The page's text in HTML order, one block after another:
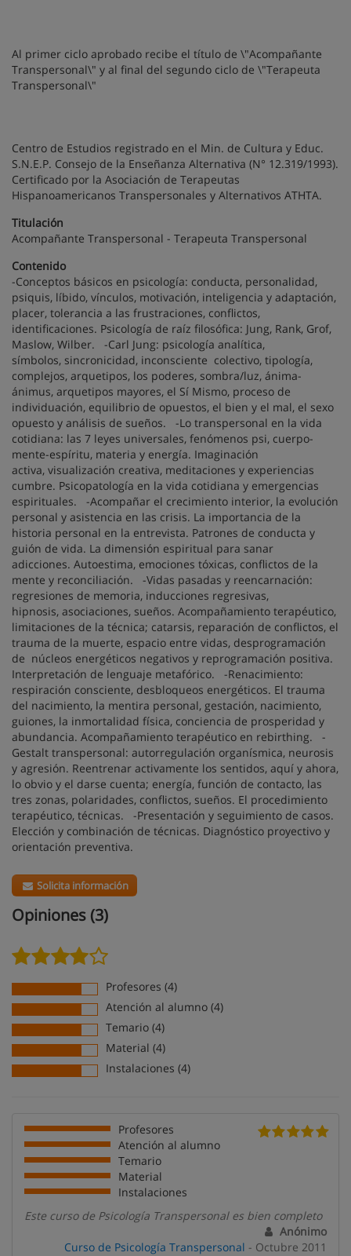
Al primer ciclo aprobado recibe el título de \"Acompañante
Transpersonal\" y al final del segundo ciclo de \"Terapeuta
Transpersonal\"
Centro de Estudios registrado en el Min. de Cultura y Educ.
S.N.E.P. Consejo de la Enseñanza Alternativa (N° 12.319/1993).
Certificado por la Asociación de Terapeutas
Hispanoamericanos Transpersonales y Alternativos ATHTA.
Titulación
Acompañante Transpersonal - Terapeuta Transpersonal
Contenido
-Conceptos básicos en psicología: conducta, personalidad,
psiquis, líbido, vínculos, motivación, inteligencia y adaptación,
placer, tolerancia a las frustraciones, conflictos,
identificaciones. Psicología de raíz filosófica: Jung, Rank, Grof,
Maslow, Wilber. -Carl Jung: psicología analítica,
símbolos, sincronicidad, inconsciente colectivo, tipología,
complejos, arquetipos, los poderes, sombra/luz, ánima-
ánimus, arquetipos mayores, el Sí Mismo, proceso de
individuación, equilibrio de opuestos, el bien y el mal, el sexo
opuesto y análisis de sueños. -Lo transpersonal en la vida
cotidiana: las 7 leyes universales, fenómenos psi, cuerpo-
mente-espíritu, materia y energía. Imaginación
activa, visualización creativa, meditaciones y experiencias
cumbre. Psicopatología en la vida cotidiana y emergencias
espirituales. -Acompañar el crecimiento interior, la evolución
personal y asistencia en las crisis. La importancia de la
historia personal en la entrevista. Patrones de conducta y
guión de vida. La dimensión espiritual para sanar
adicciones. Autoestima, emociones tóxicas, conflictos de la
mente y reconciliación. -Vidas pasadas y reencarnación:
regresiones de memoria, inducciones regresivas,
hipnosis, asociaciones, sueños. Acompañamiento terapéutico,
limitaciones de la técnica; catarsis, reparación de conflictos, el
trauma de la muerte, espacio entre vidas, desprogramación
de núcleos energéticos negativos y reprogramación positiva.
Interpretación de lenguaje metafórico. -Renacimiento:
respiración consciente, desbloqueos energéticos. El trauma
del nacimiento, la mentira personal, gestación, nacimiento,
guiones, la inmortalidad física, conciencia de prosperidad y
abundancia. Acompañamiento terapéutico en rebirthing. -
Gestalt transpersonal: autorregulación organísmica, neurosis
y agresión. Reentrenar activamente los sentidos, aquí y ahora,
lo obvio y el darse cuenta; energía, función de contacto, las
tres zonas, polaridades, conflictos, sueños. El procedimiento
terapéutico, técnicas. -Presentación y seguimiento de casos.
Elección y combinación de técnicas. Diagnóstico proyectivo y
orientación preventiva.
Solicita información
Opiniones (3)
Profesores (4)
Atención al alumno (4)
Temario (4)
Material (4)
Instalaciones (4)
Profesores
Atención al alumno
Temario
Material
Instalaciones
Este curso de Psicología Transpersonal es bien completo
Anónimo
Curso de Psicología Transpersonal - Octubre 2011